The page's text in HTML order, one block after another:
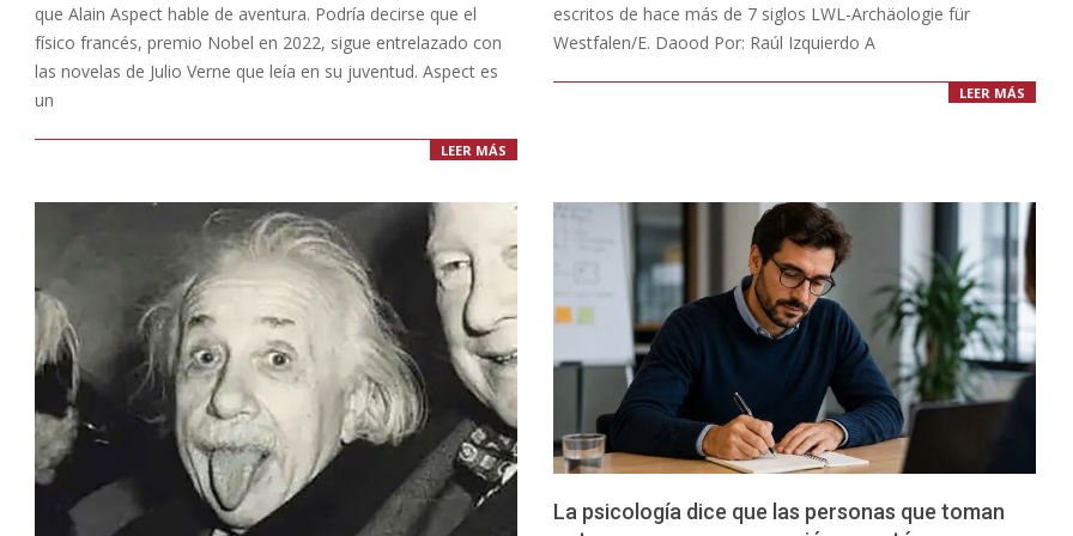
que Alain Aspect hable de aventura. Podría decirse que el
físico francés, premio Nobel en 2022, sigue entrelazado con
las novelas de Julio Verne que leía en su juventud. Aspect es
un
LEER MÁS
escritos de hace más de 7 siglos LWL-Archäologie für
Westfalen/E. Daood Por: Raúl Izquierdo A
LEER MÁS
La psicología dice que las personas que toman